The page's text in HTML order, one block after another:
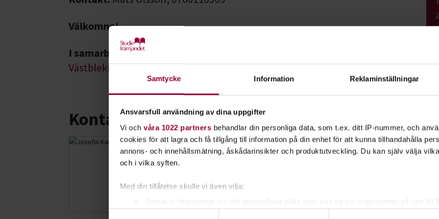
Samtycke Information Reklaminställningar
Ansvarsfull användning av dina uppgifter
Vi och våra 1022 partners behandlar din personliga data, som t.ex. ditt IP-nummer, och
cookies för att lagra och få tillgång till information på din enhet för att kunna tillhandahålla
annons- och innehållsmätning, åskådarinsikter och produktutveckling. Du kan själv välja
och i vilka syften.
Med din tillåtelse skulle vi även vilja:
Samla in information om din geografiska plats som kan ha en noggrannhet på upp till
Välkomna!
I samarbete med
Västblekinge Ornitologiska förening
Kontakt
Josefin Karlsson
Folkbildningsutvecklare Djur-Natur-Miljö/ Profilområdesansvarig
Skicka e-post
Visa mer